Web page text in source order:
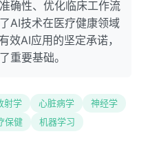
确性、优化临床工作流
AI技术在医疗健康领域
效AI应用的坚定承诺，
重要基础。
射学 心脏病学
神经学
保健
机器学习